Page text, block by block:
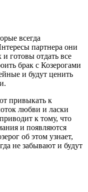
всегда
партнера они
и готовы отдать все
брак с Козерогами
и будут ценить
привыкать к
любви и ласки
к тому, что
и появляются
об этом узнает,
не забывают и будут